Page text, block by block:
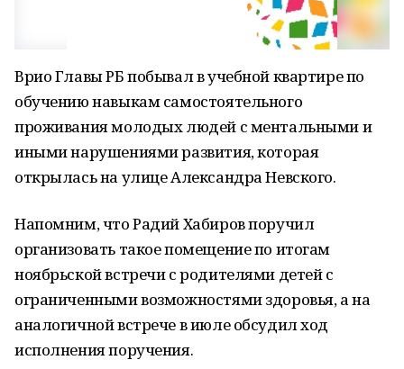
Врио Главы РБ побывал в учебной квартире по
обучению навыкам самостоятельного
проживания молодых людей с ментальными и
иными нарушениями развития, которая
открылась на улице Александра Невского.
Напомним, что Радий Хабиров поручил
организовать такое помещение по итогам
ноябрьской встречи с родителями детей с
ограниченными возможностями здоровья, а на
аналогичной встрече в июле обсудил ход
исполнения поручения.